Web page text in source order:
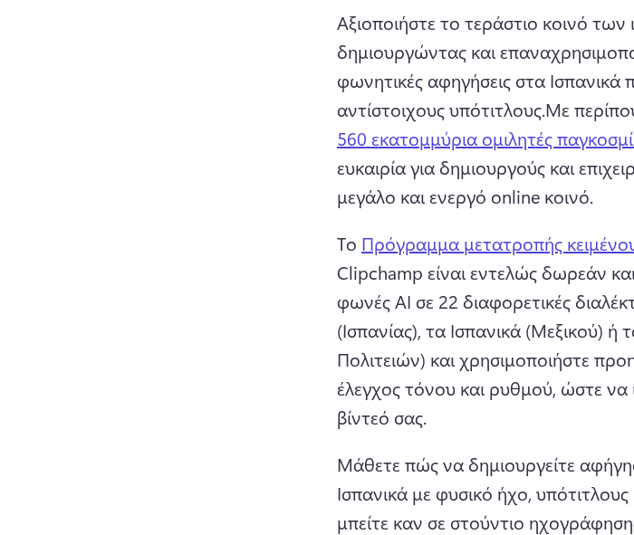
Αξιοποιήστε το τεράστιο κοινό
δημιουργώντας και
φωνητικές αφηγήσεις στα Ισπανικά
αντίστοιχους υπότιτλους.Με
560 εκατομμύρια ομιλητές
ευκαιρία για δημιουργούς και
μεγάλο και ενεργό online κοινό.
Το Πρόγραμμα μετατροπής
Clipchamp είναι εντελώς δωρεάν
φωνές AI σε 22 διαφορετικές
(Ισπανίας), τα Ισπανικά (Μεξικού)
Πολιτειών) και χρησιμοποιήστε
έλεγχος τόνου και ρυθμού, ώστε να
βίντεό σας.
Μάθετε πώς να δημιουργείτε
Ισπανικά με φυσικό ήχο,
μπείτε καν σε στούντιο